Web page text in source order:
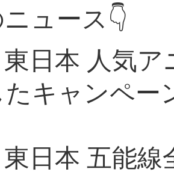
ュース👇
日本 人気
キャンペー
日本 五能